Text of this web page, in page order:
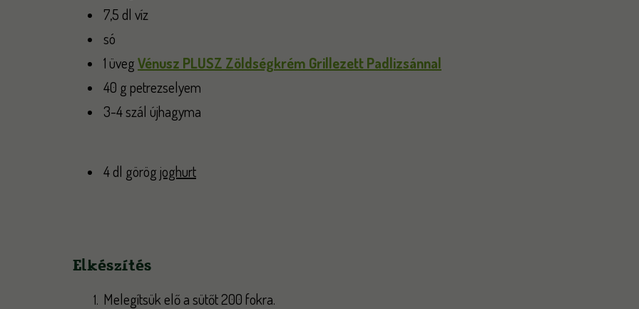
7,5 dl víz
só
1 üvegVénusz PLUSZ Zöldségkrém Grillezett Padlizsánnal
40 g petrezselyem
3-4 szál újhagyma
4 dl görög joghurt
Elkészítés
Melegítsük elő a sütőt 200 fokra.